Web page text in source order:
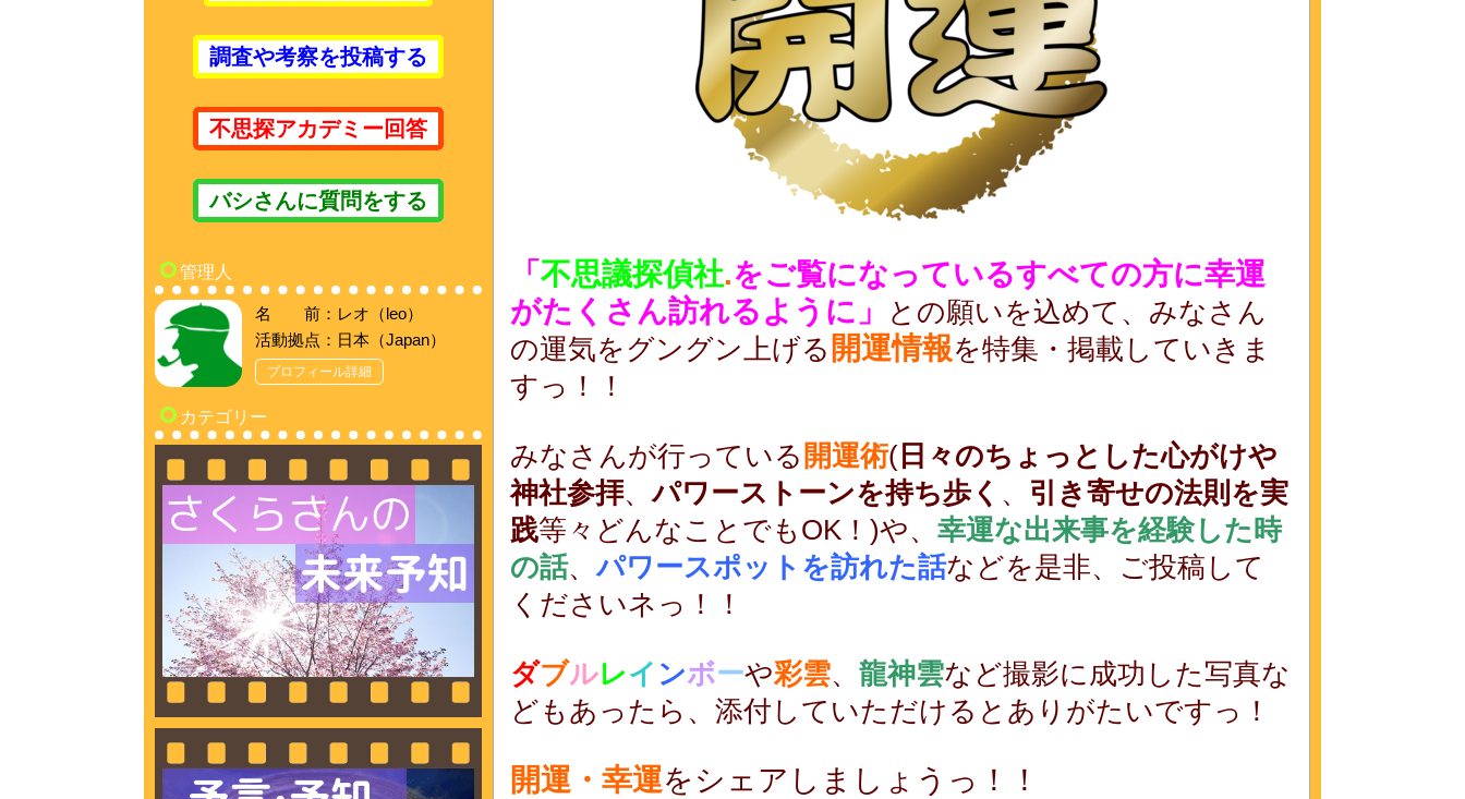
「 不思議探偵社.をご覧になっているすべての方に幸運
がたくさん訪れるように」
との願いを込めて、みなさん
の運気をグングン上げる 開運情報を特集・掲載していきま
すっ！！
みなさんが行っている 開運術( 日々のちょっとした心がけや
神社参拝、パワーストーンを持ち歩く 、 引き寄せの法則を実
践等々どんなことでもOK！)や、 幸運な出来事を経験した時
の話、パワースポットを訪れた話などを是非、ご投稿して
くださいネっ！！
ダブルレイ ンボーや彩雲、 龍神雲など撮影に成功した写真な
どもあったら、添付していただけるとありがたいですっ！
開運・幸運をシェアしましょうっ！！
調査や考察を投稿する
不思探アカデミー回答
バシさんに質問をする
管理人
名 前：レオ（leo）
活動拠点：日本（Japan）
プロフィール詳細
カテゴリー